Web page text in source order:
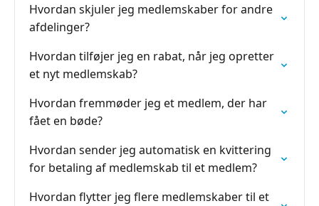
Hvordan skjuler jeg medlemskaber for andre
afdelinger?
Hvordan tilføjer jeg en rabat, når jeg opretter
et nyt medlemskab?
Hvordan fremmøder jeg et medlem, der har
fået en bøde?
Hvordan sender jeg automatisk en kvittering
for betaling af medlemskab til et medlem?
Hvordan flytter jeg flere medlemskaber til et